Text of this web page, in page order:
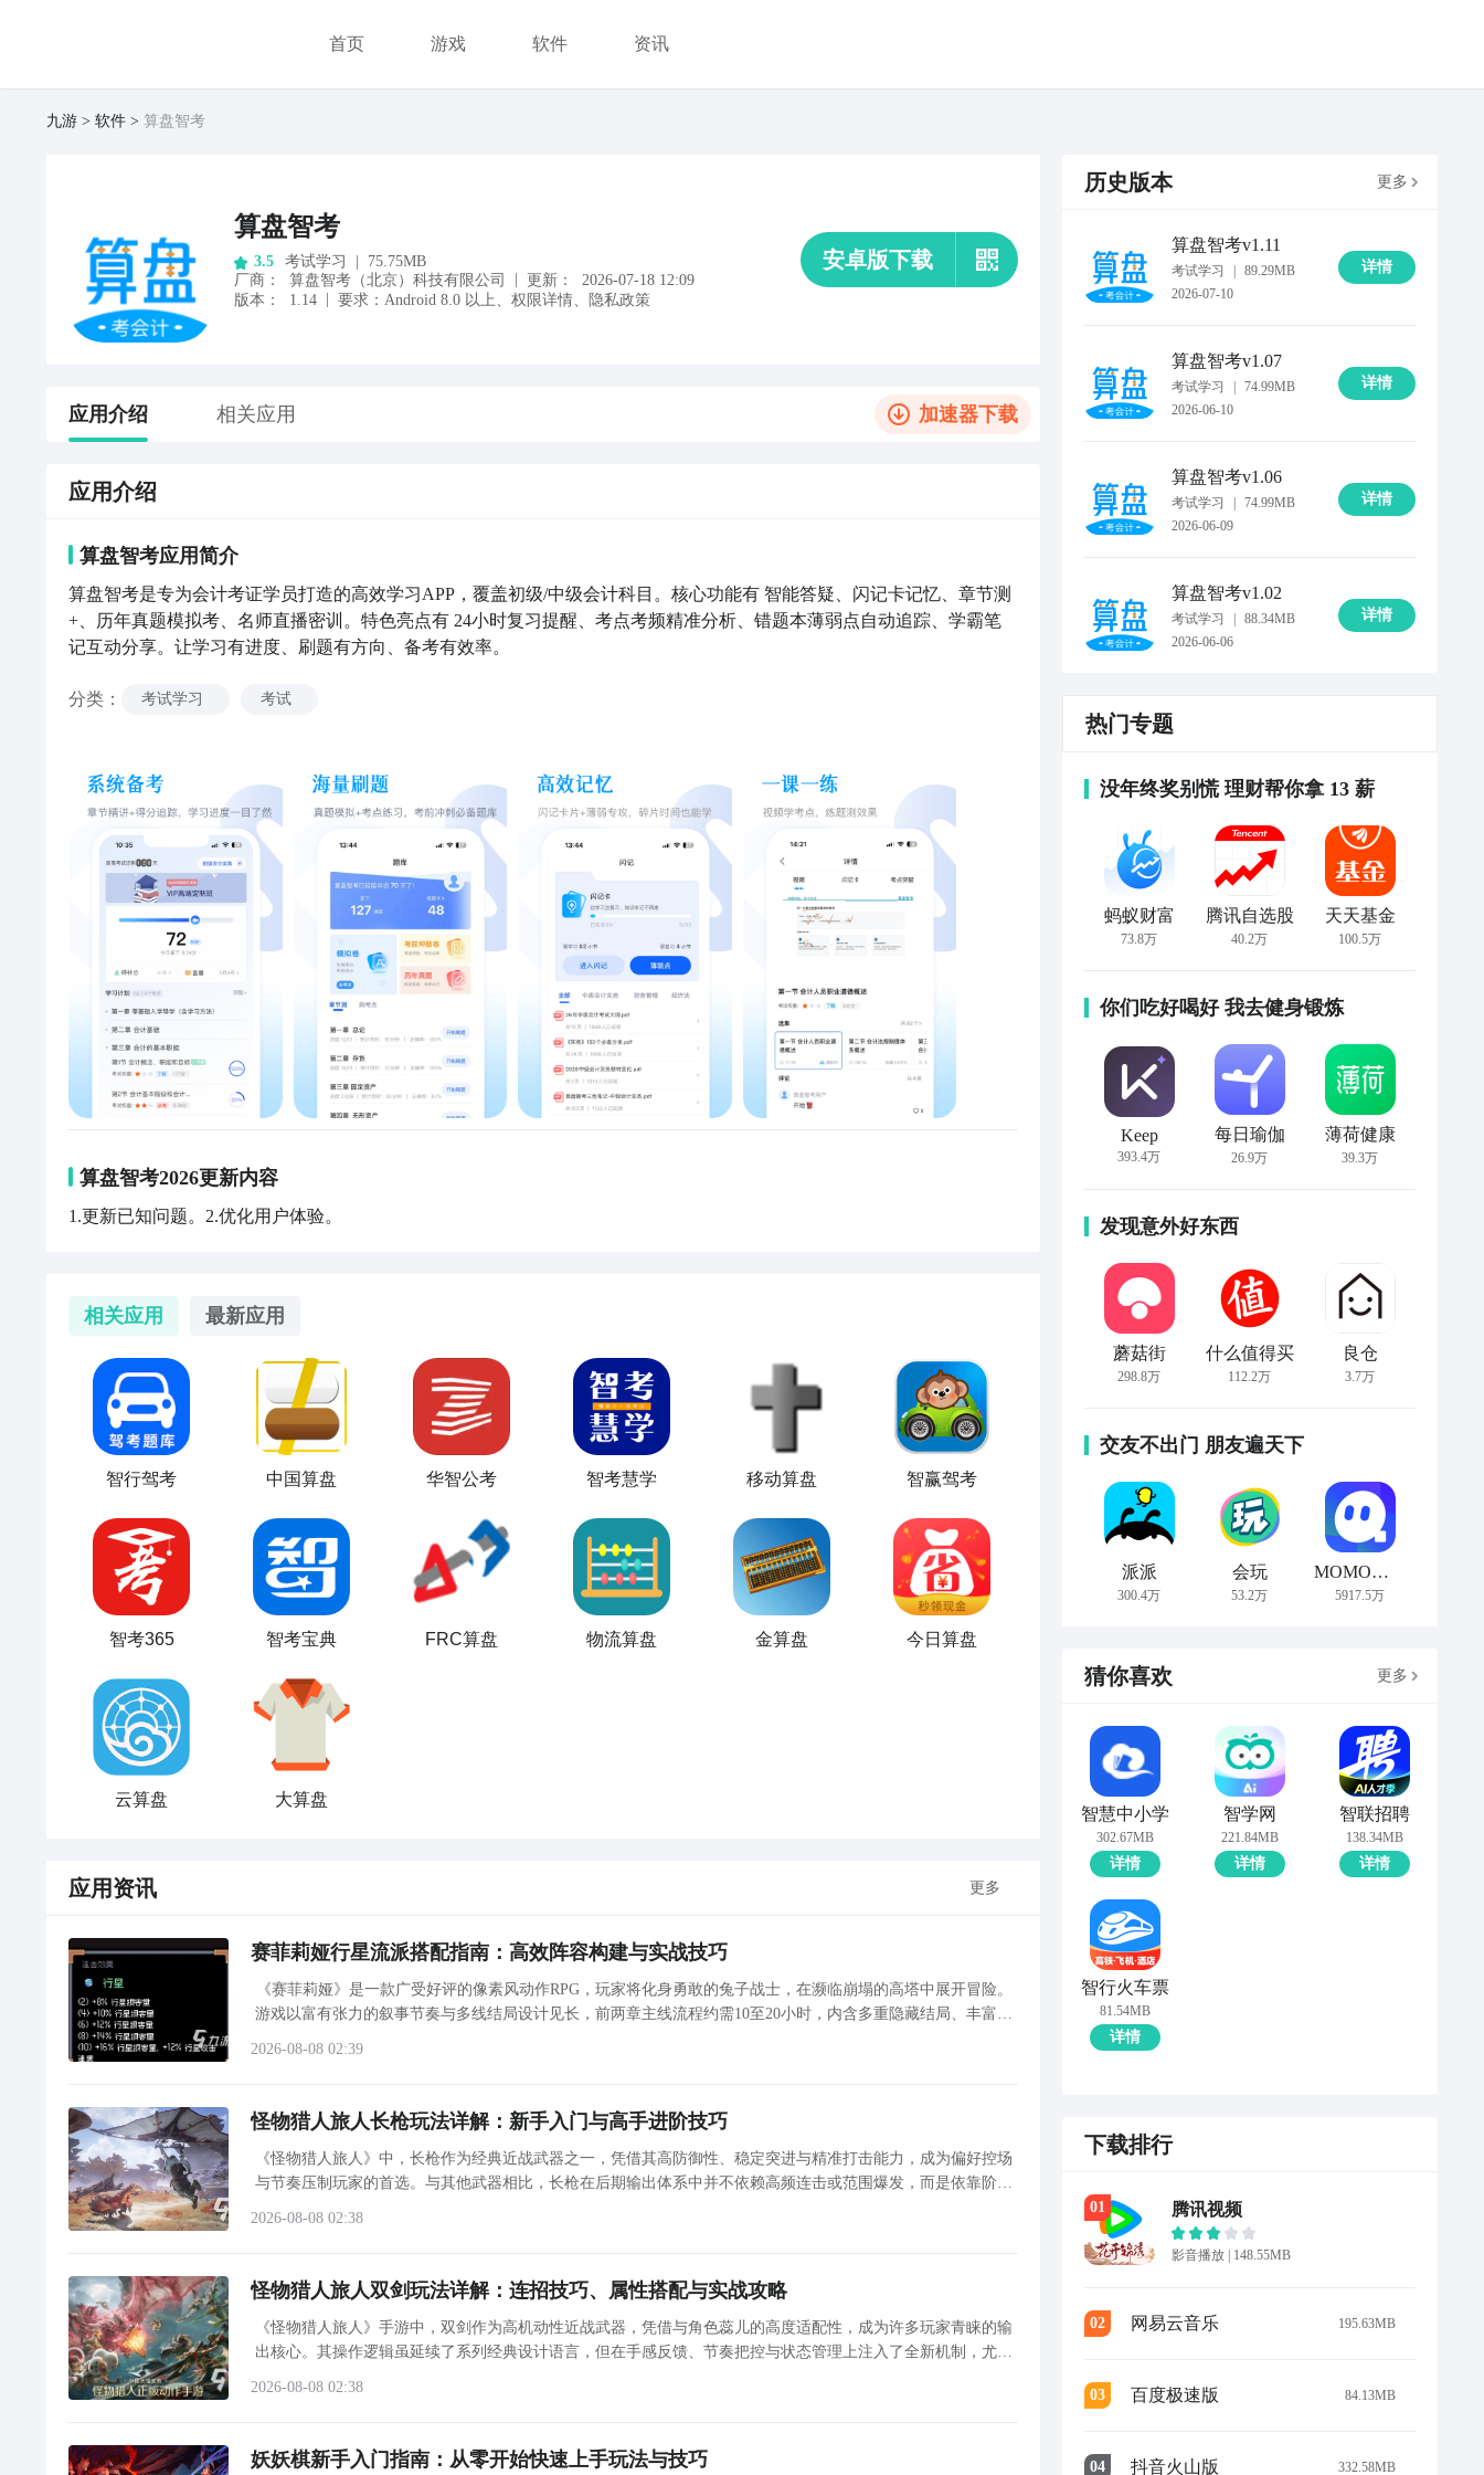
首页 游戏 软件 资讯
九游 软件 算盘智考
算盘智考
3.5 考试学习
75.75MB
厂商 ： 算盘智考（北京）科技有限公司 更新：
2026-07-18 12:09
版本：
1.14 要求： Android 8.0 以上、 权限详情、 隐私政策
安卓版下载
应用介绍 相关应用 加速器下载
应用介绍
算盘智考应用简介
算盘智考是专为会计考证学员打造的高效学习APP，覆盖初级/中级会计科目。核心功能有 智能答疑、闪记卡记忆、章节测
+、历年真题模拟考、名师直播密训。特色亮点有 24小时复习提醒、考点考频精准分析、错题本薄弱点自动追踪、学霸笔
记互动分享。让学习有进度、刷题有方向、备考有效率。
分类 ： 考试学习 考试
算盘智考2026更新内容
1.更新已知问题。2.优化用户体验。
相关应用 最新应用
智行驾考 中国算盘 华智公考 智考慧学 移动算盘 智赢驾考
智考365 智考宝典 FRC算盘 物流算盘 金算盘 今日算盘
云算盘 大算盘
应用资讯 更多
赛菲莉娅行星流派搭配指南：高效阵容构建与实战技巧
《赛菲莉娅》是一款广受好评的像素风动作RPG，玩家将化身勇敢的兔子战士，在濒临崩塌的高塔中展开冒险。
游戏以富有张力的叙事节奏与多线结局设计见长，前两章主线流程约需10至20小时，内含多重隐藏结局、丰富支
2026-08-08 02:39
怪物猎人旅人长枪玩法详解：新手入门与高手进阶技巧
《怪物猎人旅人》中，长枪作为经典近战武器之一，凭借其高防御性、稳定突进与精准打击能力，成为偏好控场
与节奏压制玩家的首选。与其他武器相比，长枪在后期输出体系中并不依赖高频连击或范围爆发，而是依靠阶段
2026-08-08 02:38
怪物猎人旅人双剑玩法详解：连招技巧、属性搭配与实战攻略
《怪物猎人旅人》手游中，双剑作为高机动性近战武器，凭借与角色蕊儿的高度适配性，成为许多玩家青睐的输
出核心。其操作逻辑虽延续了系列经典设计语言，但在手感反馈、节奏把控与状态管理上注入了全新机制，尤其
2026-08-08 02:38
妖妖棋新手入门指南：从零开始快速上手玩法与技巧
历史版本 更多
算盘智考v1.11
考试学习
89.29MB
2026-07-10
详情
算盘智考v1.07
考试学习
74.99MB
2026-06-10
详情
算盘智考v1.06
考试学习
74.99MB
2026-06-09
详情
算盘智考v1.02
考试学习
88.34MB
2026-06-06
详情
热门专题
没年终奖别慌 理财帮你拿 13 薪
蚂蚁财富
73.8万
腾讯自选股
40.2万
天天基金
100.5万
你们吃好喝好 我去健身锻炼
Keep
393.4万
每日瑜伽
26.9万
薄荷健康
39.3万
发现意外好东西
蘑菇街
298.8万
什么值得买
112.2万
良仓
3.7万
交友不出门 朋友遍天下
派派
300.4万
会玩
53.2万
MOMO陌陌
5917.5万
猜你喜欢 更多
智慧中小学
302.67MB
详情
智学网
221.84MB
详情
智联招聘
138.34MB
详情
智行火车票
81.54MB
详情
下载排行
01 腾讯视频
影音播放 | 148.55MB
02 网易云音乐 195.63MB
03 百度极速版 84.13MB
04 抖音火山版 332.58MB